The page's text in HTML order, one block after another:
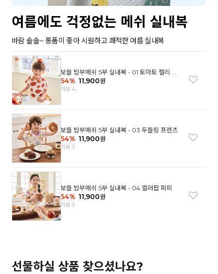
여름에도 걱정없는 메쉬 실내복
바람 솔솔~ 통품이 좋아 시원하고 쾌적한 여름 실내복
보들 밤부메쉬 5부 실내복 - 01 토마토 젤리 베
어
54% 11,900원
리뷰 4
보들 밤부메쉬 5부 실내복 - 03 두들링 프렌즈
54% 11,900원
리뷰 3
보들 밤부메쉬 5부 실내복 - 04 컬러팝 퍼피
54% 11,900원
리뷰 3
선물하실 상품 찾으셨나요?